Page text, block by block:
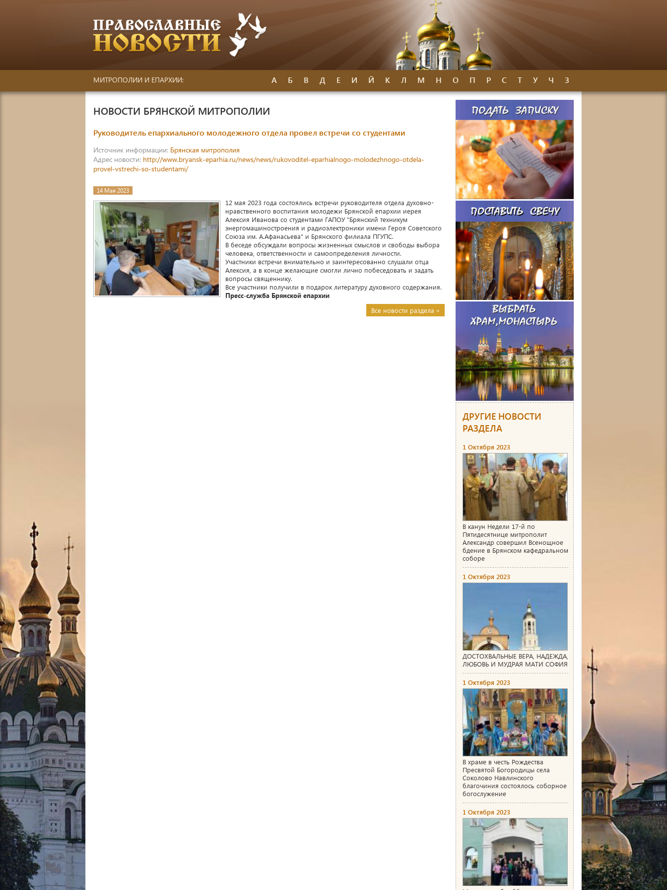
МИТРОПОЛИИ И ЕПАРХИИ: А Б В Д Е И Й К Л М Н О П Р С Т У Ч З
НОВОСТИ БРЯНСКОЙ МИТРОПОЛИИ
Руководитель епархиального молодежного отдела провел встречи со студентами
Источник информации: Брянская митрополия
Адрес новости: http://www.bryansk-eparhia.ru/news/news/rukovoditel-eparhialnogo-molodezhnogo-otdela-
provel-vstrechi-so-studentami/
14 Мая 2023
12 мая 2023 года состоялись встречи руководителя отдела духовно-
нравственного воспитания молодежи Брянской епархии иерея
Алексия Иванова со студентами ГАПОУ "Брянский техникум
энергомашиностроения и радиоэлектроники имени Героя Советского
Союза им. А.Афанасьева" и Брянского филиала ПГУПС.
В беседе обсуждали вопросы жизненных смыслов и свободы выбора
человека, ответственности и самоопределения личности.
Участники встречи внимательно и заинтересованно слушали отца
Алексия, а в конце желающие смогли лично побеседовать и задать
вопросы священнику.
Все участники получили в подарок литературу духовного содержания.
Пресс-служба Брянской епархии
Все новости раздела »
ДРУГИЕ НОВОСТИ
РАЗДЕЛА
1 Октября 2023
В канун Недели 17-й по
Пятидесятнице митрополит
Александр совершил Всенощное
бдение в Брянском кафедральном
соборе
1 Октября 2023
ДОСТОХВАЛЬНЫЕ ВЕРА, НАДЕЖДА,
ЛЮБОВЬ И МУДРАЯ МАТИ СОФИЯ
1 Октября 2023
В храме в честь Рождества
Пресвятой Богородицы села
Соколово Навлинского
благочиния состоялось соборное
богослужение
1 Октября 2023